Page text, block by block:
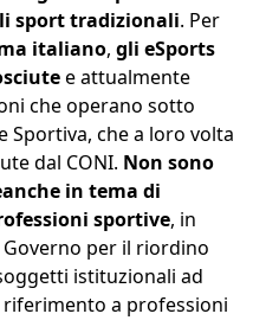
sport tradizionali. Per
italiano, gli eSports
e attualmente
che operano sotto
Sportiva, che a loro volta
dal CONI. Non sono
in tema di
sportive, in
per il riordino
istituzionali ad
a professioni